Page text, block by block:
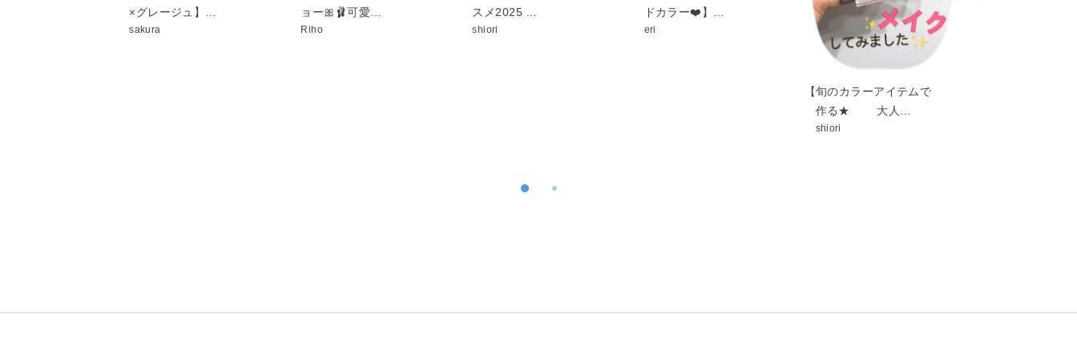
×グレージュ】…
sakura
ョー🎀🩰可愛…
Riho
スメ2025 …
shiori
ドカラー❤️】…
eri
【旬のカラーアイテムで
作る★ 大人…
shiori